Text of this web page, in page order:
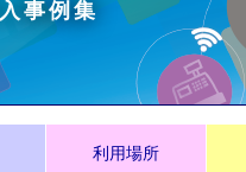
事例集
利用場所